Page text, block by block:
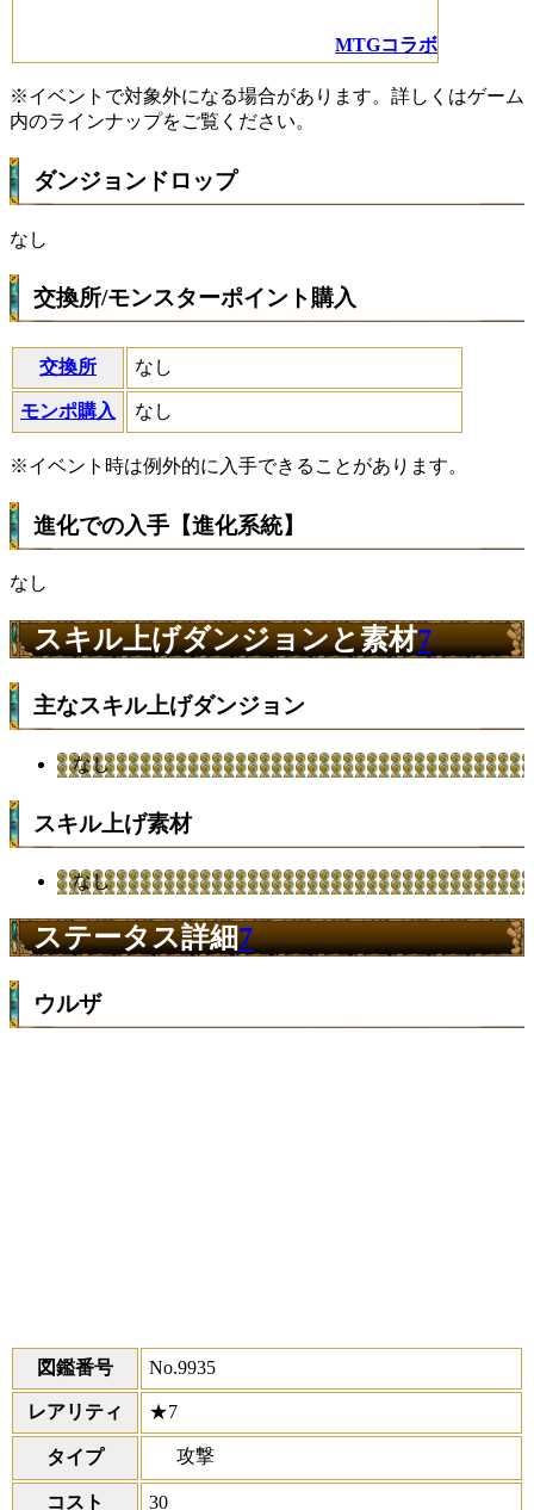
MTGコラボ
※イベントで対象外になる場合があります。詳しくはゲーム
内のラインナップをご覧ください。
ダンジョンドロップ
なし
交換所/モンスターポイント購入
交換所 なし
モンポ購入 なし
※イベント時は例外的に入手できることがあります。
進化での入手【進化系統】
なし
スキル上げダンジョンと素材7
主なスキル上げダンジョン
なし
スキル上げ素材
なし
ステータス詳細7
ウルザ
図鑑番号 No.9935
レアリティ ★7
タイプ 攻撃
コスト 30